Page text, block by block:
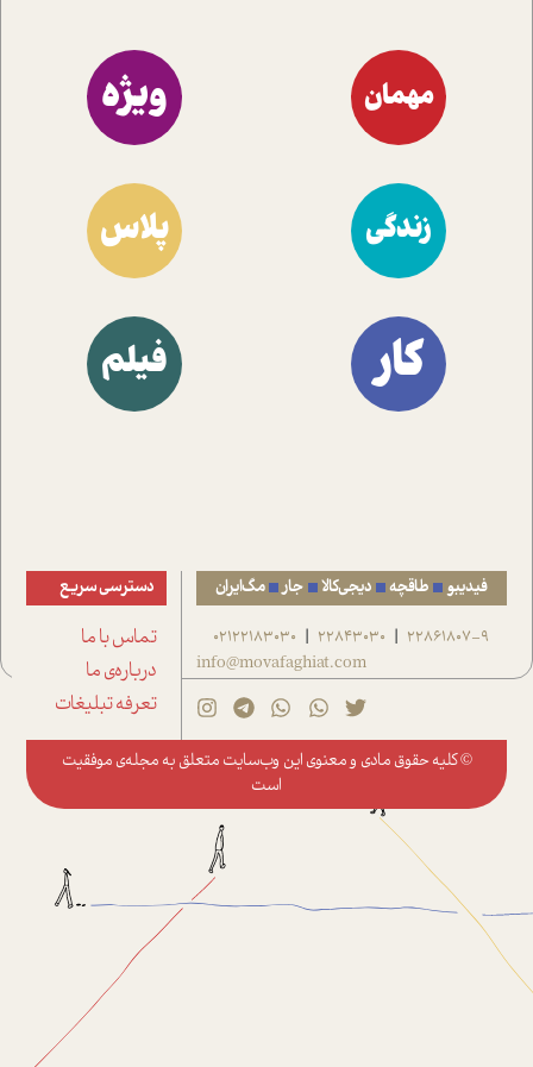
مهمان ویژه
زندگی پلاس
کار فیلم
فیدیبو طاقچه دیجی‌کالا جار مگ‌ایران
22861807-9
|
22843030
|
02122183030
info@movafaghiat.com
دسترسی سریع
تماس با ما
درباره‌ی ما
تعرفه تبلیغات
© کلیه حقوق مادی و معنوی این وب‌سایت متعلق به مجله‌ی موفقیت
است